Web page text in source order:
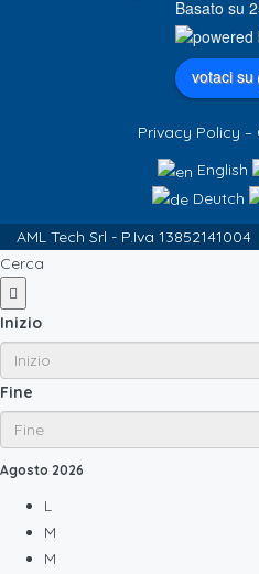
Basato su
votaci su
Privacy Policy –
English
Deutch
AML Tech Srl - P.Iva 13852141004
Cerca
Inizio
Fine
Agosto 2026
L
M
M